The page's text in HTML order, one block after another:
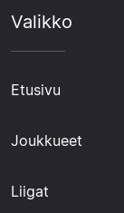
Valikko
Etusivu
Joukkueet
Liigat